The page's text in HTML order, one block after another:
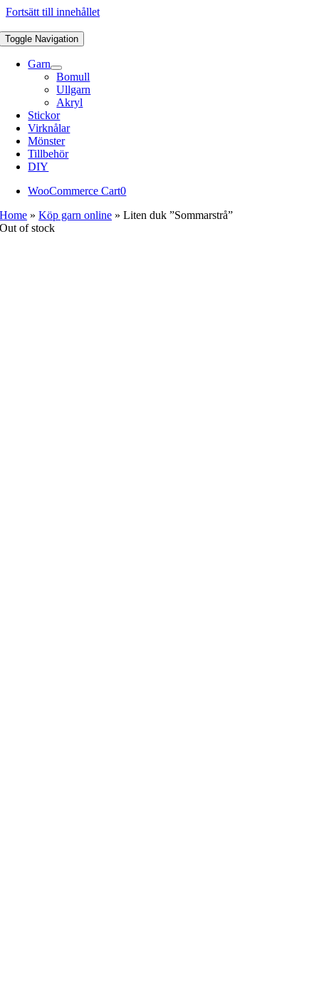
Fortsätt till innehållet
Toggle Navigation
Garn
Bomull
Ullgarn
Akryl
Stickor
Virknålar
Mönster
Tillbehör
DIY
WooCommerce Cart0
Home »Köp garn online »Liten duk ”Sommarstrå”
Out of stock